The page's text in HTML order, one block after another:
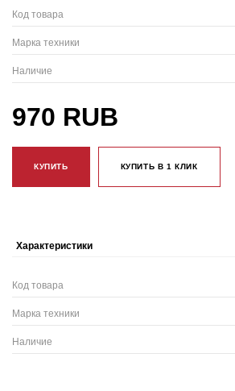
Код товара
Марка техники
Наличие
970 RUB
КУПИТЬ КУПИТЬ В 1 КЛИК
Характеристики
Код товара
Марка техники
Наличие